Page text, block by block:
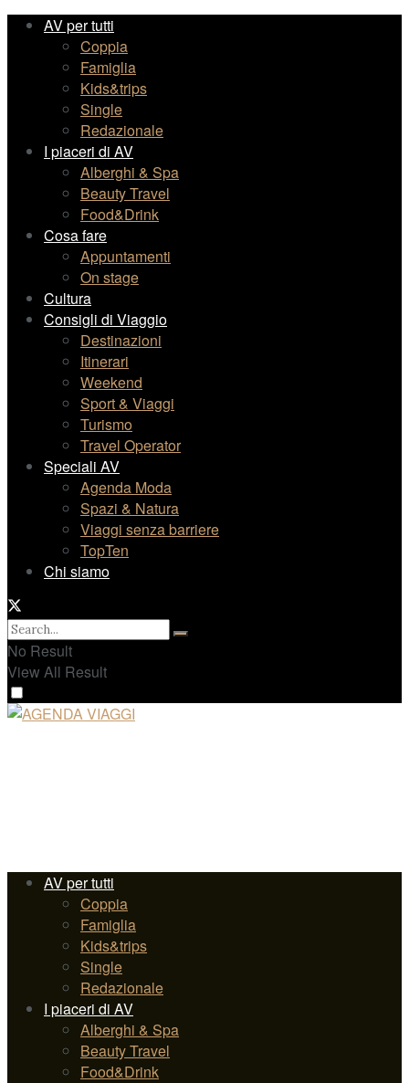
AV per tutti
Coppia
Famiglia
Kids&trips
Single
Redazionale
I piaceri di AV
Alberghi & Spa
Beauty Travel
Food&Drink
Cosa fare
Appuntamenti
On stage
Cultura
Consigli di Viaggio
Destinazioni
Itinerari
Weekend
Sport & Viaggi
Turismo
Travel Operator
Speciali AV
Agenda Moda
Spazi & Natura
Viaggi senza barriere
TopTen
Chi siamo
No Result
View All Result
AV per tutti
Coppia
Famiglia
Kids&trips
Single
Redazionale
I piaceri di AV
Alberghi & Spa
Beauty Travel
Food&Drink